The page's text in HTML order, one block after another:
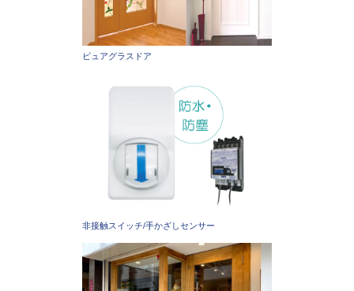
ピュアグラスドア
非接触スイッチ/手かざしセンサー